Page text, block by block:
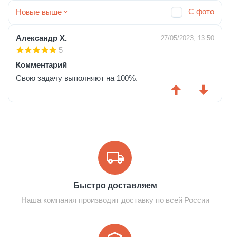
Новые выше С фото
Александр Х. 27/05/2023, 13:50
5
Комментарий
Свою задачу выполняют на 100%.
Быстро доставляем
Наша компания производит доставку по всей России